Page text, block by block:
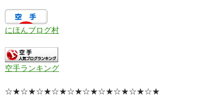
にほんブログ村
空手ランキング
☆★☆★☆★☆★☆★☆★☆★☆★☆★☆★